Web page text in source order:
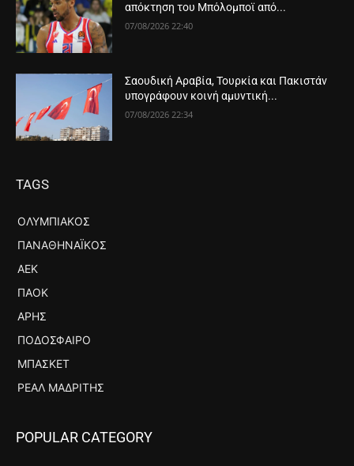
απόκτηση του Μπόλομποϊ από...
07/08/2026 22:40
Σαουδική Αραβία, Τουρκία και Πακιστάν
υπογράφουν κοινή αμυντική...
07/08/2026 22:34
TAGS
ΟΛΥΜΠΙΑΚΌΣ
ΠΑΝΑΘΗΝΑΪΚΌΣ
ΑΕΚ
ΠΑΟΚ
ΆΡΗΣ
ΠΟΔΌΣΦΑΙΡΟ
ΜΠΆΣΚΕΤ
ΡΕΆΛ ΜΑΔΡΊΤΗΣ
POPULAR CATEGORY